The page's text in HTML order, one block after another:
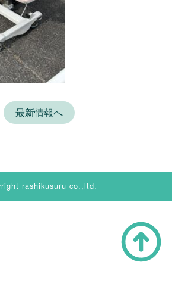
最新情報へ
rashikusuru co.,ltd.